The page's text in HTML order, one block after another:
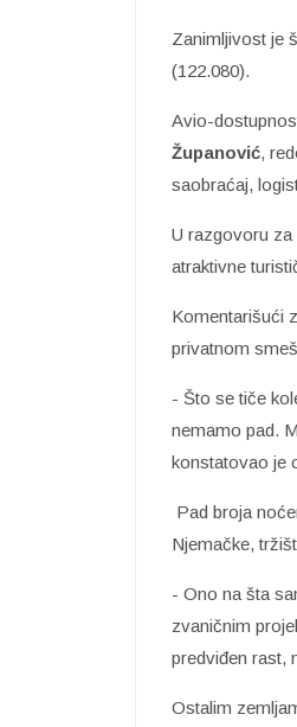
Zanimljivost je
(122.080).
Avio-
Županović,
saobraćaj,
U razgovoru za
atraktivne
Komentarišući
privatnom
- Što se tiče
nemamo pad.
konstatovao je
Pad broja
Njemačke,
- Ono na šta
zvaničnim
predviđen rast,
Ostalim